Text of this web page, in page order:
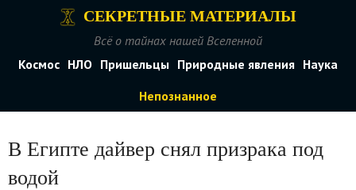
СЕКРЕТНЫЕ МАТЕРИАЛЫ
Всё о тайнах нашей Вселенной
Космос НЛО Пришельцы Природные явления Наука
Непознанное
В Египте дайвер снял призрака под
водой